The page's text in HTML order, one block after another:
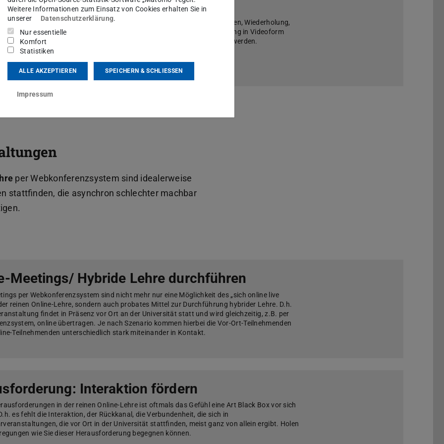
einsetzen
ein beliebtes Lernmedium für Studierende. Sie ermöglichen flexibles Lernen, Wiederholung,
Veranschaulichung usw. Findet ein Teil der Inhaltsvermittlung in Videoform
für mehr Interaktion in Live-Lehrformaten geschaffen werden.
per Webkonferenzsystem sind idealerweise
stattfinden, die asynchron schlechter machbar
Meetings/ Hybride Lehre durchführen
per Webkonferenzsystem sind nicht mehr nur eine Möglichkeit des „sich online live
reinen Online-Lehre, sondern auch probates Mittel zur Durchführung hybrider Lehre. D.h.
findet in Präsenz vor Ort an der Universität statt und wird gleichzeitig, z.B. per
online übertragen. Je nach Szenario kommen hierbei die Vor-Ort-Teilnehmenden
Teilnehmenden unterschiedlich stark miteinander in Kontakt.
Interaktion fördern
in der reinen Online-Lehre ist oftmals das Gefühl eine Art Black Box vor sich
es fehlt die Interaktion, der Rückkanal, die Verbundenheit, die sich in
die vor Ort in der Universität stattfinden, meist ganz von allein ergibt. Holen
wie Sie dieser Herausforderung begegnen können.
Weitere Informationen zum Einsatz von Cookies erhalten Sie in
unserer
Datenschutzerklärung.
Nur essentielle
Komfort
Statistiken
ALLE AKZEPTIEREN SPEICHERN & SCHLIESSEN
Impressum